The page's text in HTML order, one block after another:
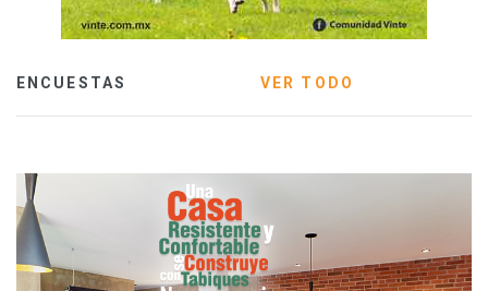
ENCUESTAS VER TODO